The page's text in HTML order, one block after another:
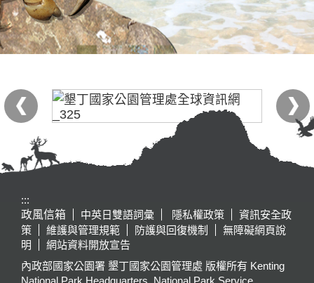
:::
政風信箱
中英日雙語詞彙 隱私權政策
資訊安全政
策
維護與管理規範 防護與回復機制
無障礙網頁說
明
網站資料開放宣告
內政部國家公園署 墾丁國家公園管理處 版權所有 Kenting
National Park Headquarters, National Park Service,